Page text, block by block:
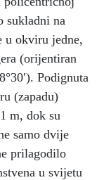
sukladni na
u okviru jedne,
(orijentiran
Podignuta
(zapadu)
m, dok su
samo dvije
prilagodilo
u svijetu